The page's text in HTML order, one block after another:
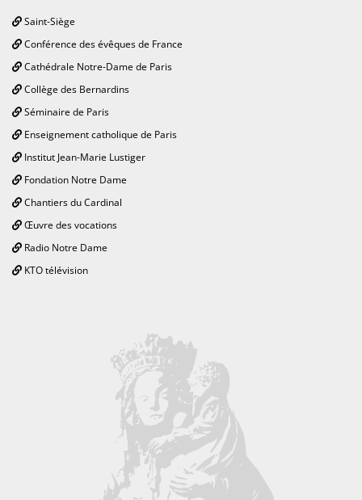
Saint-Siège
Conférence des évêques de France
Cathédrale Notre-Dame de Paris
Collège des Bernardins
Séminaire de Paris
Enseignement catholique de Paris
Institut Jean-Marie Lustiger
Fondation Notre Dame
Chantiers du Cardinal
Œuvre des vocations
Radio Notre Dame
KTO télévision